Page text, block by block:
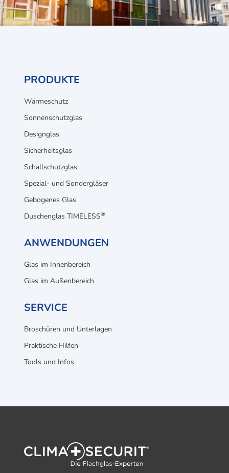
PRODUKTE
Wärmeschutz
Sonnenschutzglas
Designglas
Sicherheitsglas
Schallschutzglas
Spezial- und Sondergläser
Gebogenes Glas
Duschenglas TIMELESS®
ANWENDUNGEN
Glas im Innenbereich
Glas im Außenbereich
SERVICE
Broschüren und Unterlagen
Praktische Hilfen
Tools und Infos